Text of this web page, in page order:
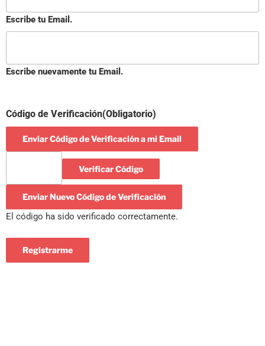
Escribe tu Email.
Escribe nuevamente tu Email.
Código de Verificación(Obligatorio)
Enviar Código de Verificación a mi Email
Verificar Código
Enviar Nuevo Código de Verificación
El código ha sido verificado correctamente.
Registrarme